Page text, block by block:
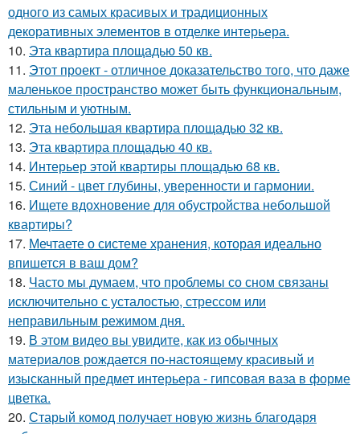
одного из самых красивых и традиционных
декоративных элементов в отделке интерьера.
10. Эта квартира площадью 50 кв.
11. Этот проект - отличное доказательство того, что даже
маленькое пространство может быть функциональным,
стильным и уютным.
12. Эта небольшая квартира площадью 32 кв.
13. Эта квартира площадью 40 кв.
14. Интерьер этой квартиры площадью 68 кв.
15. Синий - цвет глубины, уверенности и гармонии.
16. Ищете вдохновение для обустройства небольшой
квартиры?
17. Мечтаете о системе хранения, которая идеально
впишется в ваш дом?
18. Часто мы думаем, что проблемы со сном связаны
исключительно с усталостью, стрессом или
неправильным режимом дня.
19. В этом видео вы увидите, как из обычных
материалов рождается по-настоящему красивый и
изысканный предмет интерьера - гипсовая ваза в форме
цветка.
20. Старый комод получает новую жизнь благодаря